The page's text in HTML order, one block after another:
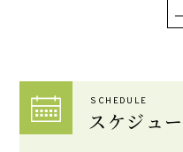
SCHEDULE
スケジュ